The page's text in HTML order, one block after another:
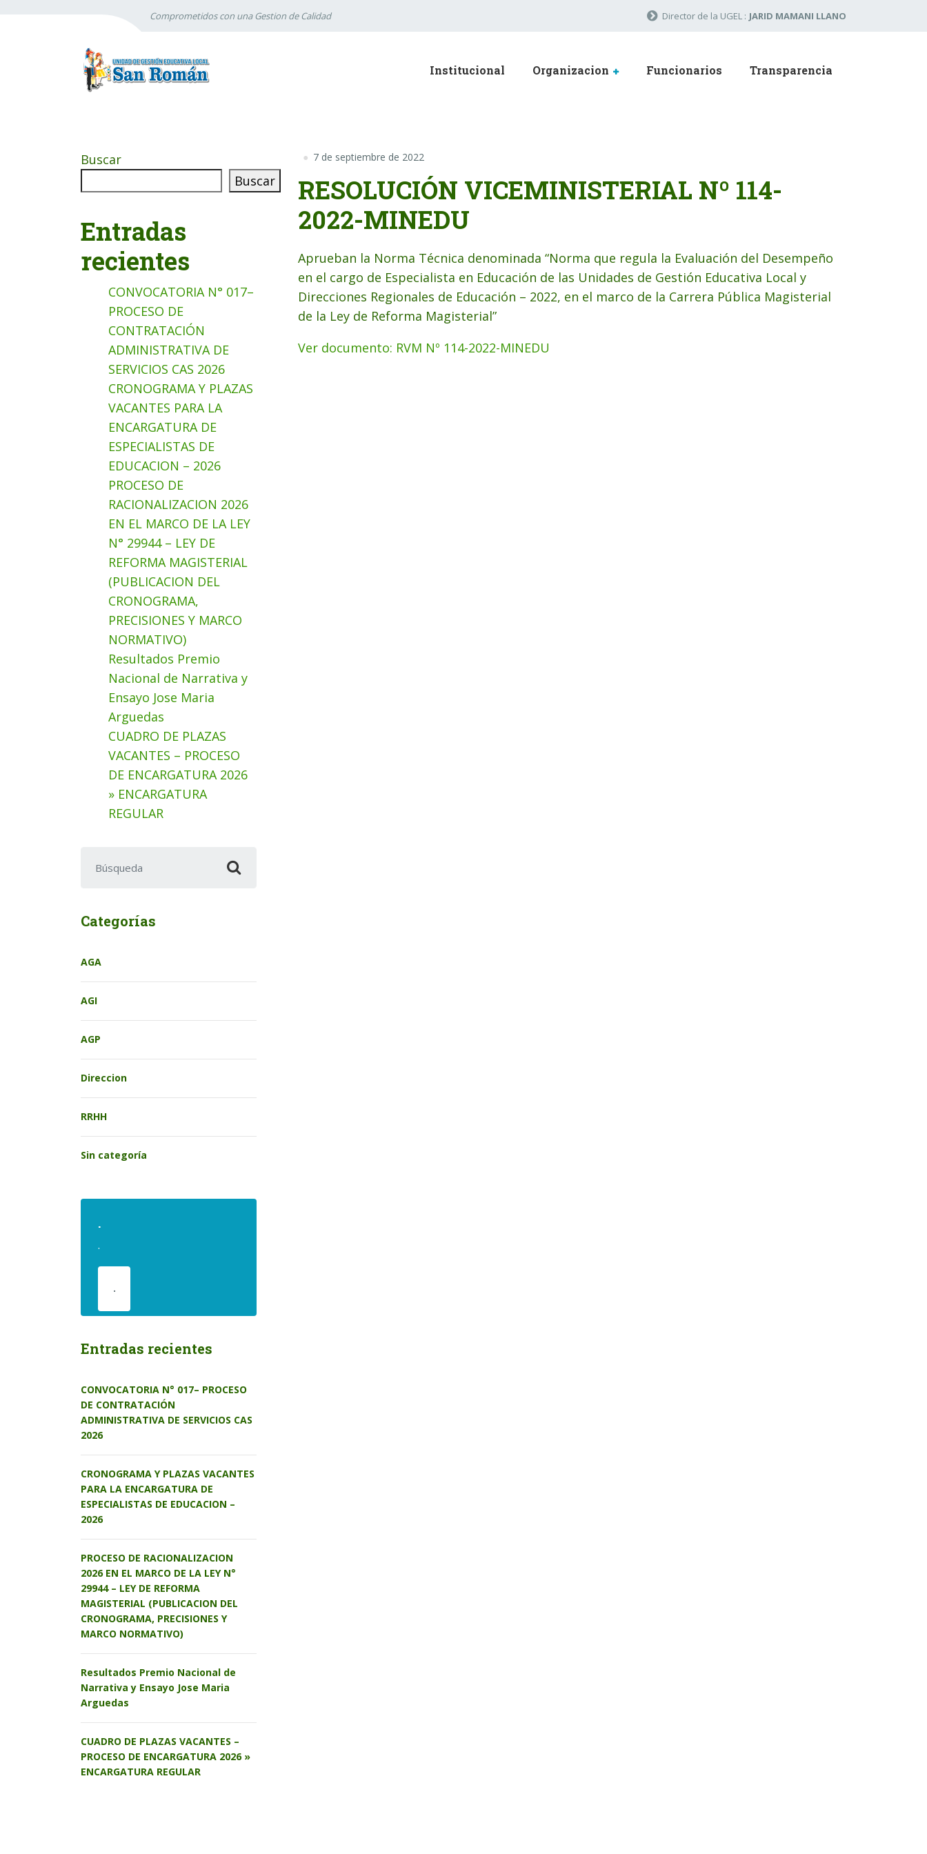
Comprometidos con una Gestion de Calidad Director de la UGEL : JARID MAMANI LLANO
Institucional Organizacion Funcionarios Transparencia
7 de septiembre de 2022
RESOLUCIÓN VICEMINISTERIAL Nº 114-
2022-MINEDU
Aprueban la Norma Técnica denominada “Norma que regula la Evaluación del Desempeño
en el cargo de Especialista en Educación de las Unidades de Gestión Educativa Local y
Direcciones Regionales de Educación – 2022, en el marco de la Carrera Pública Magisterial
de la Ley de Reforma Magisterial”
Ver documento: RVM Nº 114-2022-MINEDU
Buscar
Buscar
Entradas
recientes
CONVOCATORIA N° 017–
PROCESO DE
CONTRATACIÓN
ADMINISTRATIVA DE
SERVICIOS CAS 2026
CRONOGRAMA Y PLAZAS
VACANTES PARA LA
ENCARGATURA DE
ESPECIALISTAS DE
EDUCACION – 2026
PROCESO DE
RACIONALIZACION 2026
EN EL MARCO DE LA LEY
N° 29944 – LEY DE
REFORMA MAGISTERIAL
(PUBLICACION DEL
CRONOGRAMA,
PRECISIONES Y MARCO
NORMATIVO)
Resultados Premio
Nacional de Narrativa y
Ensayo Jose Maria
Arguedas
CUADRO DE PLAZAS
VACANTES – PROCESO
DE ENCARGATURA 2026
» ENCARGATURA
REGULAR
Categorías
AGA
AGI
AGP
Direccion
RRHH
Sin categoría
.
.
.
Entradas recientes
CONVOCATORIA N° 017– PROCESO
DE CONTRATACIÓN
ADMINISTRATIVA DE SERVICIOS CAS
2026
CRONOGRAMA Y PLAZAS VACANTES
PARA LA ENCARGATURA DE
ESPECIALISTAS DE EDUCACION –
2026
PROCESO DE RACIONALIZACION
2026 EN EL MARCO DE LA LEY N°
29944 – LEY DE REFORMA
MAGISTERIAL (PUBLICACION DEL
CRONOGRAMA, PRECISIONES Y
MARCO NORMATIVO)
Resultados Premio Nacional de
Narrativa y Ensayo Jose Maria
Arguedas
CUADRO DE PLAZAS VACANTES –
PROCESO DE ENCARGATURA 2026 »
ENCARGATURA REGULAR